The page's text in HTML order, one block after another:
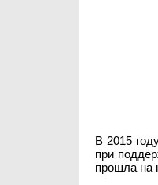
В 2015
при
прошла на